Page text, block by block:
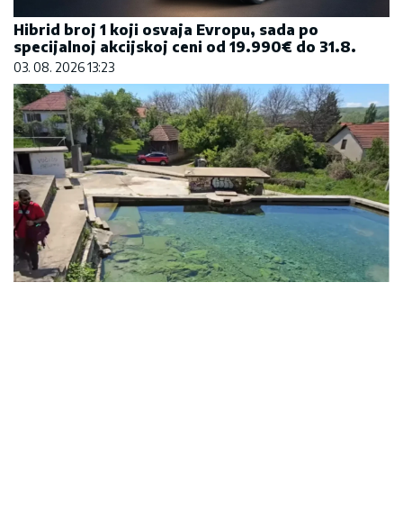
Hibrid broj 1 koji osvaja Evropu, sada po
specijalnoj akcijskoj ceni od 19.990€ do 31.8.
03. 08. 2026 13:23